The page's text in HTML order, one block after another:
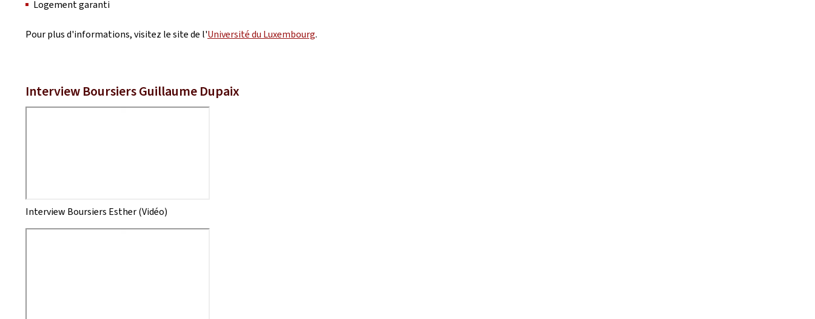
Logement garanti
Pour plus d'informations, visitez le site de l'Université du Luxembourg.
Interview Boursiers Guillaume Dupaix
Interview Boursiers Esther (Vidéo)